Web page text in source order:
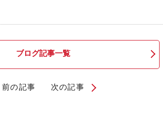
ブログ記事一覧
前の記事 次の記事